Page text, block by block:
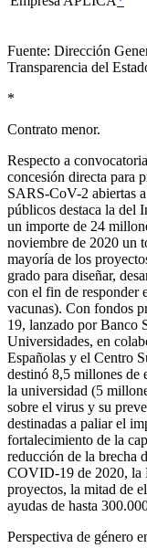
Fuente: Dirección
Transparencia del
*
Contrato menor.
Respecto a
concesión directa para
SARS-CoV-2 abiertas
públicos destaca la del
un importe de 24
noviembre de 2020 un
mayoría de los
grado para diseñar,
con el fin de responder
vacunas). Con fondos
19, lanzado por Banco
Universidades, en
Españolas y el Centro
destinó 8,5 millones de
la universidad (5
sobre el virus y su
destinadas a paliar el
fortalecimiento de la
reducción de la brecha
COVID-19 de 2020, la
proyectos, la mitad de
ayudas de hasta
Perspectiva de género